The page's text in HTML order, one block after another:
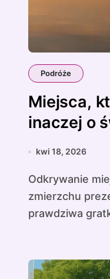
Podróże
Miejsca,
inaczej o
kwi 18, 2026
Odkrywanie miejsc, które o świcie i o
zmierzchu
prawdziwa